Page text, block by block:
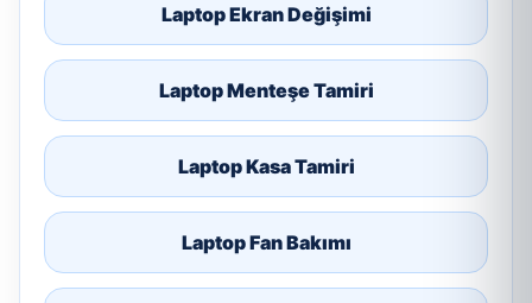
Laptop Ekran Değişimi
Laptop Menteşe Tamiri
Laptop Kasa Tamiri
Laptop Fan Bakımı